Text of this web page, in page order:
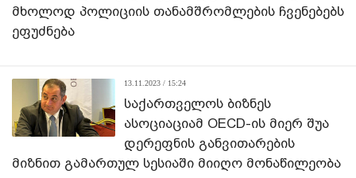
მხოლოდ პოლიციის თანამშრომლების ჩვენებებს
ეფუძნება
13.11.2023 / 15:24
საქართველოს ბიზნეს
ასოციაციამ OECD-ის მიერ შუა
დერეფნის განვითარების
მიზნით გამართულ სესიაში მიიღო მონაწილეობა